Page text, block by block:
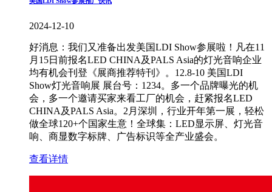
2024-12-10
好消息：我们又准备出发美国LDI Show参展啦！凡在11
月15日前报名LED CHINA及PALS Asia的灯光音响企业
均有机会刊登《展商推荐特刊》。12.8-10 美国LDI
Show灯光音响展 展台号：1234。多一个品牌曝光的机
会，多一个邀请买家来看工厂的机会，赶紧报名LED
CHINA及PALS Asia。2月深圳，行业开年第一展，轻松
做全球120+个国家生意！全球集：LED显示屏、灯光音
响、商显数字标牌、广告标识等全产业盛会。
查看详情